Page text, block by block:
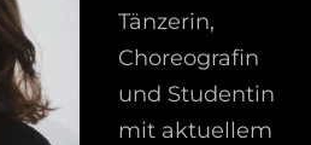
Tänzerin,
Choreografin
und Studentin
mit aktuellem